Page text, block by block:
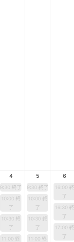
4
9:30 終了
10:00 終
了
10:30 終
了
11:00 終
5
9:30 終了
10:00 終
了
10:30 終
了
11:00 終
6
16:00 終
了
16:30 終
了
17:00 終
了